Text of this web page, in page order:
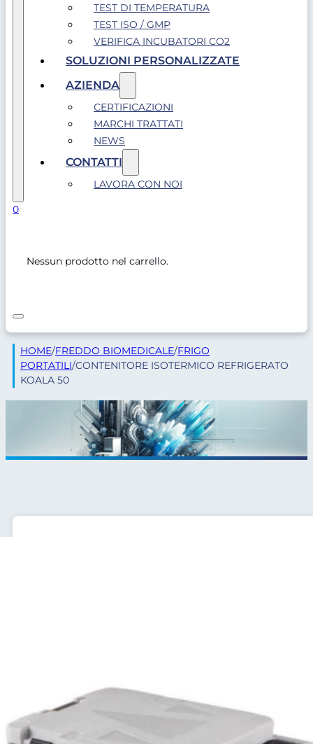
TEST DI TEMPERATURA
TEST ISO / GMP
VERIFICA INCUBATORI CO2
SOLUZIONI PERSONALIZZATE
AZIENDA
CERTIFICAZIONI
MARCHI TRATTATI
NEWS
CONTATTI
LAVORA CON NOI
0
Nessun prodotto nel carrello.
HOME/FREDDO BIOMEDICALE/FRIGO
PORTATILI/CONTENITORE ISOTERMICO REFRIGERATO
KOALA 50